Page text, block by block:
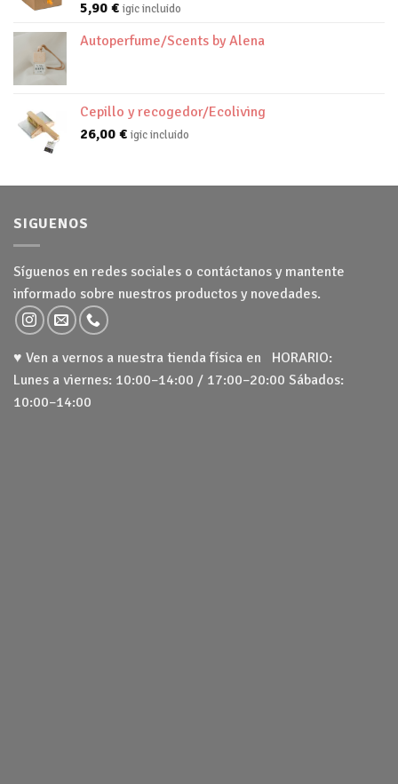
5,90 € igic incluido
Autoperfume/Scents by Alena
Cepillo y recogedor/Ecoliving
26,00 € igic incluido
SIGUENOS
Síguenos en redes sociales o contáctanos y mantente
informado sobre nuestros productos y novedades.
♥ Ven a vernos a nuestra tienda física en HORARIO:
Lunes a viernes: 10:00–14:00 / 17:00–20:00 Sábados:
10:00–14:00